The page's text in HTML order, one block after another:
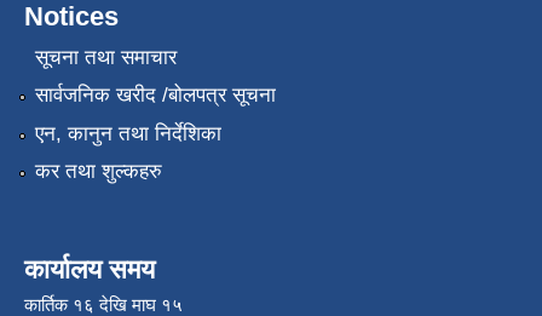
Notices
सूचना तथा समाचार
सार्वजनिक खरीद /बोलपत्र सूचना
एन, कानुन तथा निर्देशिका
कर तथा शुल्कहरु
कार्यालय समय
कार्तिक १६ देखि माघ १५